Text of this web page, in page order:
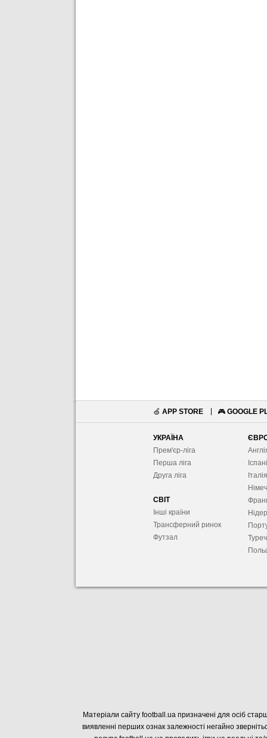
🍏 APP STORE 🎮 GOOGLE
УКРАЇНА
Прем'єр-ліга
Перша ліга
Друга ліга
СВІТ
Інші країни
Трансферний ринок
Футзал
Італія
Матеріали сайту football.ua призначені для осіб
виявленні перших ознак залежності негайно